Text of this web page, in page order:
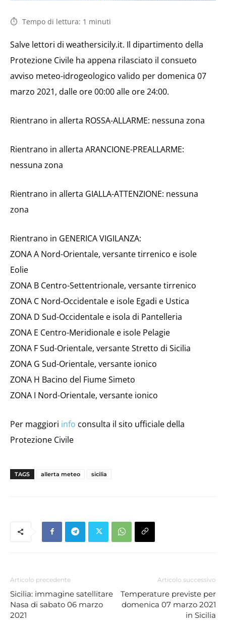
Tempo di lettura: 1 minuti
Salve lettori di weathersicily.it. Il dipartimento della
Protezione Civile ha appena rilasciato il consueto
avviso meteo-idrogeologico valido per domenica 07
marzo 2021, dalle ore 00:00 alle ore 24:00.
Rientrano in allerta ROSSA-ALLARME: nessuna zona
Rientrano in allerta ARANCIONE-PREALLARME:
nessuna zona
Rientrano in allerta GIALLA-ATTENZIONE: nessuna
zona
Rientrano in GENERICA VIGILANZA:
ZONA A Nord-Orientale, versante tirrenico e isole
Eolie
ZONA B Centro-Settentrionale, versante tirrenico
ZONA C Nord-Occidentale e isole Egadi e Ustica
ZONA D Sud-Occidentale e isola di Pantelleria
ZONA E Centro-Meridionale e isole Pelagie
ZONA F Sud-Orientale, versante Stretto di Sicilia
ZONA G Sud-Orientale, versante ionico
ZONA H Bacino del Fiume Simeto
ZONA I Nord-Orientale, versante ionico
Per maggiori info consulta il sito ufficiale della
Protezione Civile
TAGS allerta meteo sicilia
Articolo precedente
Sicilia: immagine satellitare
Nasa di sabato 06 marzo
2021
Articolo successivo
Temperature previste per
domenica 07 marzo 2021
in Sicilia